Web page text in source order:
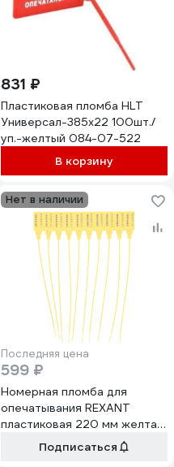
831 ₽
Пластиковая пломба HLT
Универсал-385x22 100шт./
уп.-желтый 084-07-522
В корзину
Нет в наличии
Последняя цена
599 ₽
Номерная пломба для
опечатывания REXANT
пластиковая 220 мм желтая
50 шт 07-6112
Подписаться